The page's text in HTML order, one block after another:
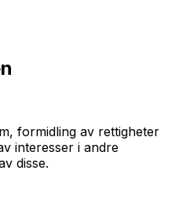
formidling av rettigheter
interesser i andre
disse.